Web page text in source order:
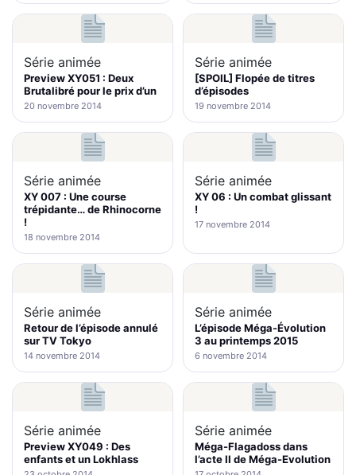
Série animée
Preview XY051 : Deux
Brutalibré pour le prix d’un
20 novembre 2014
Série animée
[SPOIL] Flopée de titres
d’épisodes
19 novembre 2014
Série animée
XY 007 : Une course
trépidante… de Rhinocorne
!
18 novembre 2014
Série animée
XY 06 : Un combat glissant
!
17 novembre 2014
Série animée
Retour de l’épisode annulé
sur TV Tokyo
14 novembre 2014
Série animée
L’épisode Méga-Évolution
3 au printemps 2015
6 novembre 2014
Série animée
Preview XY049 : Des
enfants et un Lokhlass
Série animée
Méga-Flagadoss dans
l’acte II de Méga-Evolution